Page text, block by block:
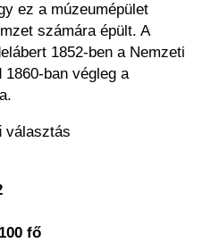
ez a múzeumépület
számára épült. A
1852-ben a Nemzeti
ban végleg a
választás
fő